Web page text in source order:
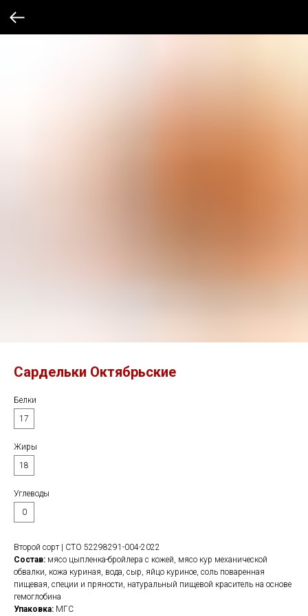
Сардельки Октябрьские
Белки
17
Жиры
18
Углеводы
0
Второй сорт | СТО 52298291-004-2022
Состав: мясо цыпленка-бройлера с кожей, мясо кур механической
обвалки, кожа куриная, вода, сыр, яйцо куриное, соль поваренная
пищевая, специи и пряности, натуральный пищевой краситель на основе
гемоглобина
Упаковка: МГС